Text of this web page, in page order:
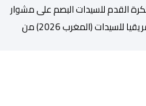
القدم للسيدات البصم على مشوار
متميز في منافسات كأس أمم إفريقيا للسيدات (المغرب 2026) من